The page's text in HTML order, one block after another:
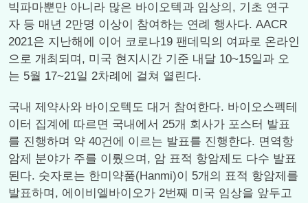
빅파마뿐만 아니라 많은 바이오텍과 임상의, 기초 연구
자 등 매년 2만명 이상이 참여하는 연례 행사다. AACR
2021은 지난해에 이어 코로나19 팬데믹의 여파로 온라인
으로 개최되며, 미국 현지시간 기준 내달 10~15일과 오
는 5월 17~21일 2차례에 걸쳐 열린다.
국내 제약사와 바이오텍도 대거 참여한다. 바이오스펙테
이터 집계에 따르면 국내에서 25개 회사가 포스터 발표
를 진행하며 약 40건에 이르는 발표를 진행한다. 면역항
암제 분야가 주를 이뤘으며, 암 표적 항암제도 다수 발표
된다. 숫자로는 한미약품(Hanmi)이 5개의 표적 항암제를
발표하며, 에이비엘바이오가 2번째 미국 임상을 앞두고